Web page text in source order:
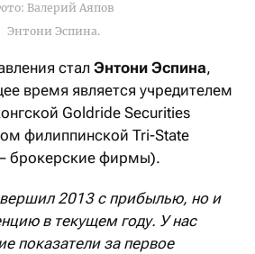
Валерий Аяпов
Энтони Эспина.
стал Энтони Эспина,
время является учредителем
Goldride Securities
филиппинской Tri-State
брокерские фирмы).
2013 с прибылью, но и
в текущем году. У нас
показатели за первое